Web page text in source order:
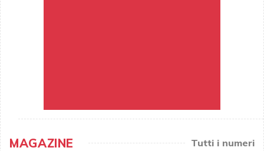
MAGAZINE Tutti i numeri